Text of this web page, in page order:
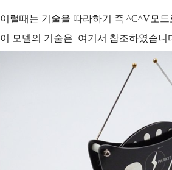
이럴때는 기술을 따라하기 즉 ^C^V모
이 모델의 기술은 여기서 참조하였습니